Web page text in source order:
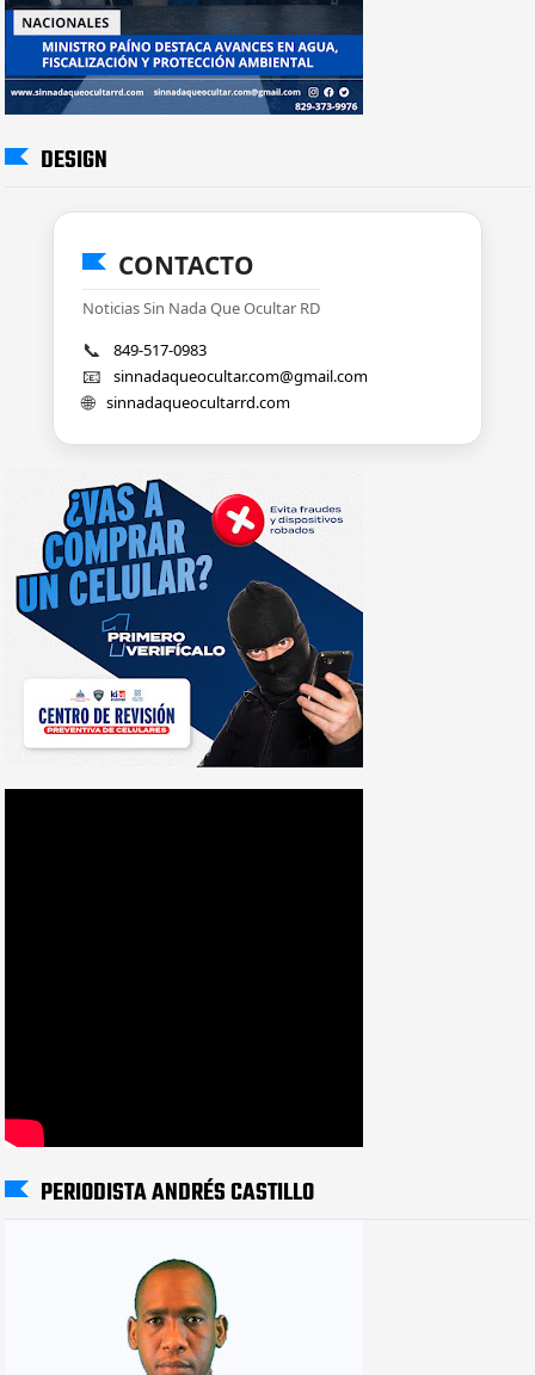
DESIGN
CONTACTO
Noticias Sin Nada Que Ocultar RD
📞 849-517-0983
📧 sinnadaqueocultar.com@gmail.com
🌐 sinnadaqueocultarrd.com
PERIODISTA ANDRÉS CASTILLO